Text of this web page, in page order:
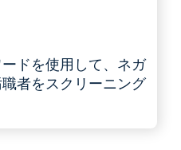
ドを使用して、ネガ
者をスクリーニング